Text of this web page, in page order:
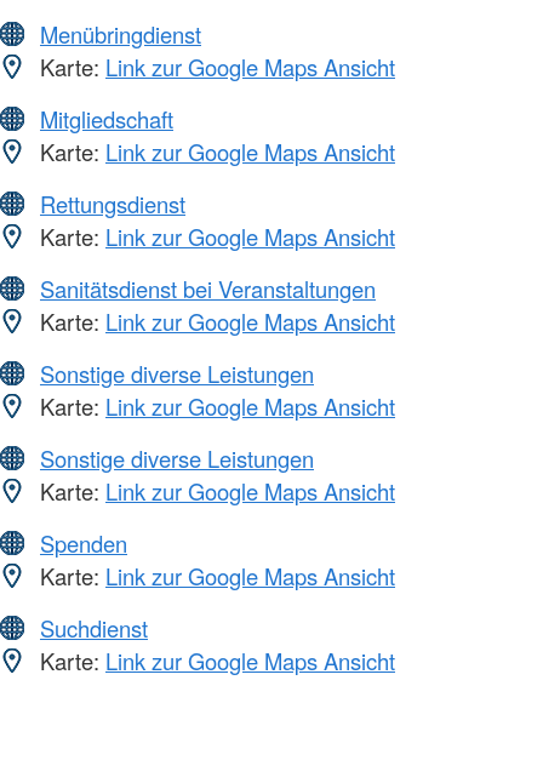
Menübringdienst
Karte: Link zur Google Maps Ansicht
Mitgliedschaft
Karte: Link zur Google Maps Ansicht
Rettungsdienst
Karte: Link zur Google Maps Ansicht
Sanitätsdienst bei Veranstaltungen
Karte: Link zur Google Maps Ansicht
Sonstige diverse Leistungen
Karte: Link zur Google Maps Ansicht
Sonstige diverse Leistungen
Karte: Link zur Google Maps Ansicht
Spenden
Karte: Link zur Google Maps Ansicht
Suchdienst
Karte: Link zur Google Maps Ansicht